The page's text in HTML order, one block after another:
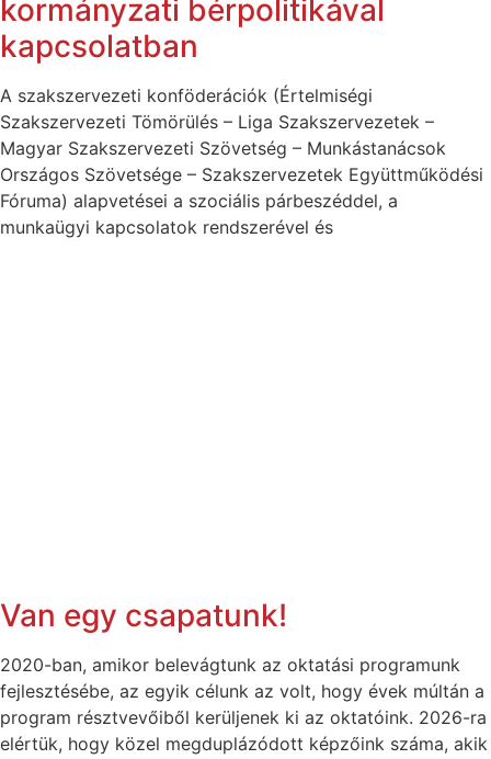
kormányzati bérpolitikával
kapcsolatban
A szakszervezeti konföderációk (Értelmiségi
Szakszervezeti Tömörülés – Liga Szakszervezetek –
Magyar Szakszervezeti Szövetség – Munkástanácsok
Országos Szövetsége – Szakszervezetek Együttműködési
Fóruma) alapvetései a szociális párbeszéddel, a
munkaügyi kapcsolatok rendszerével és
Van egy csapatunk!
2020-ban, amikor belevágtunk az oktatási programunk
fejlesztésébe, az egyik célunk az volt, hogy évek múltán a
program résztvevőiből kerüljenek ki az oktatóink. 2026-ra
elértük, hogy közel megduplázódott képzőink száma, akik